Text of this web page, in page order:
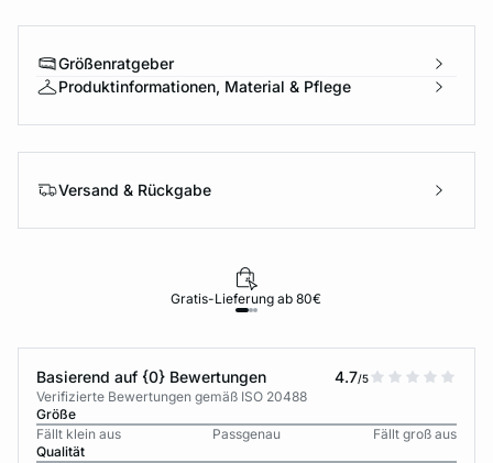
Größenratgeber
Produktinformationen, Material & Pflege
Versand & Rückgabe
Gratis-Lieferung ab 80€
Basierend auf {0} Bewertungen 4.7/5
Verifizierte Bewertungen gemäß ISO 20488
Größe
Fällt klein aus
Passgenau
Fällt groß aus
Qualität